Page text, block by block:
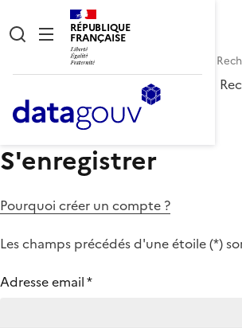
RÉPUBLIQUE
FRANÇAISE
S'enregistrer
Pourquoi créer un compte ?
Les champs précédés d'une étoile (*)
Adresse email*